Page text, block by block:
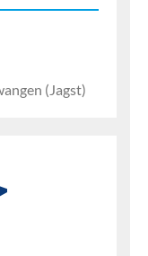
(Jagst)